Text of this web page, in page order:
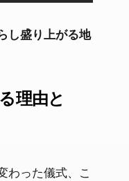
し盛り上がる地
理由と
わった儀式、こ